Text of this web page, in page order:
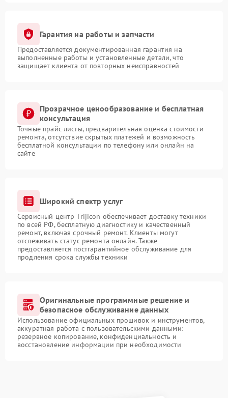
Гарантия на работы и запчасти
Предоставляется документированная гарантия на
выполненные работы и установленные детали, что
защищает клиента от повторных неисправностей
Прозрачное ценообразование и бесплатная
консультация
Точные прайс-листы, предварительная оценка стоимости
ремонта, отсутствие скрытых платежей и возможность
бесплатной консультации по телефону или онлайн на
сайте
Широкий спектр услуг
Сервисный центр Trijicon обеспечивает доставку техники
по всей РФ, бесплатную диагностику и качественный
ремонт, включая срочный ремонт. Клиенты могут
отслеживать статус ремонта онлайн. Также
предоставляется постгарантийное обслуживание для
продления срока службы техники
Оригинальные программные решение и
безопасное обслуживание данных
Использование официальных прошивок и инструментов,
аккуратная работа с пользовательскими данными:
резервное копирование, конфиденциальность и
восстановление информации при необходимости